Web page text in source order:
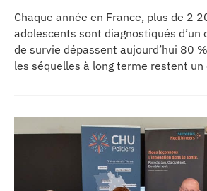
Chaque année en France, plus de 2
adolescents sont diagnostiqués d’un
de survie dépassent aujourd’hui 80
les séquelles à long terme restent
l’Oncopole Claudius Regaud et de
lancent CIRCLE, un centre de
dédié aux cancers pédiatriques.